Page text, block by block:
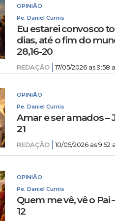
OPINIÃO
Pe. Daniel Curnis
Eu estarei convosco
dias, até o fim do
28,16-20
REDAÇÃO 17/05/2026 as 9:58
OPINIÃO
Pe. Daniel Curnis
Amar e ser amados –
21
REDAÇÃO 10/05/2026 as 9:52
OPINIÃO
Pe. Daniel Curnis
Quem me vê, vê o Pai
12